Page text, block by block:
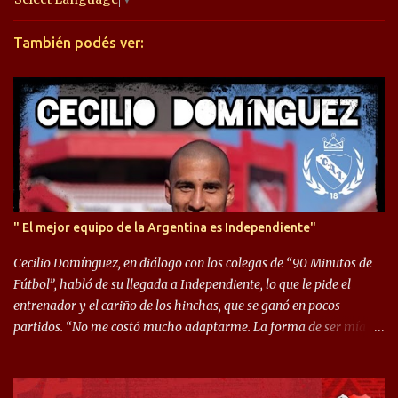
r
i
s
También podés ver:
" El mejor equipo de la Argentina es Independiente"
Cecilio Domínguez, en diálogo con los colegas de “90 Minutos de
Fútbol”, habló de su llegada a Independiente, lo que le pide el
entrenador y el cariño de los hinchas, que se ganó en pocos
partidos. “No me costó mucho adaptarme. La forma de ser mía
llegué a un Independiente que juega muy dinámico y me gusta